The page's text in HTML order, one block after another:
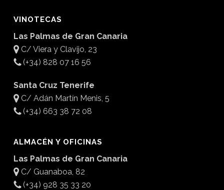
VINOTECAS
Las Palmas de Gran Canaria
C/ Viera y Clavijo, 23
(+34) 828 07 16 56
Santa Cruz Tenerife
C/ Adán Martín Menis, 5
(+34) 663 38 72 08
ALMACÉN Y OFICINAS
Las Palmas de Gran Canaria
C/ Guanaboa, 82
(+34) 928 35 33 20